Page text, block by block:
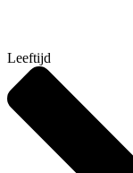
Leeftijd